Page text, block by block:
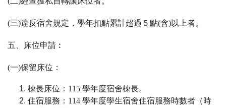
(三)違反宿舍規定，學年扣點累計超過 5 點(含)以上者。
五、床位申請︰
(一)保留床位：
棟長床位：115 學年度宿舍棟長。
住宿服務：114 學年度學生宿舍住宿服務時數者（時